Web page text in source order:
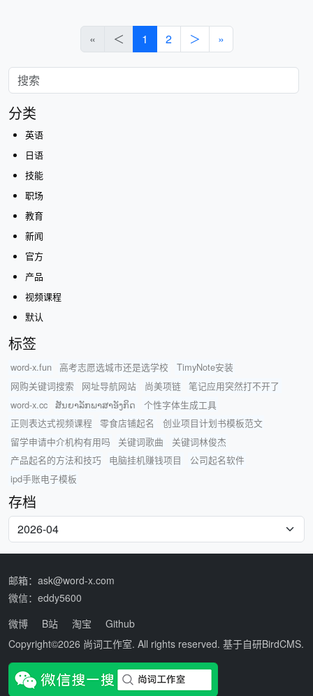
« ＜ 1 2 ＞ »
分类
英语
日语
技能
职场
教育
新闻
官方
产品
视频课程
默认
标签
word-x.fun 高考志愿选城市还是选学校
TimyNote安装
网购关键词搜索
网址导航网站 尚美项链
笔记应用突然打不开了
word-x.cc
ສັນຍາລັກພາສາອັງກິດ
个性字体生成工具
正则表达式视频课程
零食店铺起名
创业项目计划书模板范文
留学申请中介机构有用吗
关键词歌曲
关键词林俊杰
产品起名的方法和技巧
电脑挂机赚钱项目
公司起名软件
ipd手账电子模板
存档
邮箱：ask@word-x.com
微信：eddy5600
微博
B站 淘宝
Github
Copyright©2026 尚词工作室. All rights reserved. 基于自研BirdCMS.